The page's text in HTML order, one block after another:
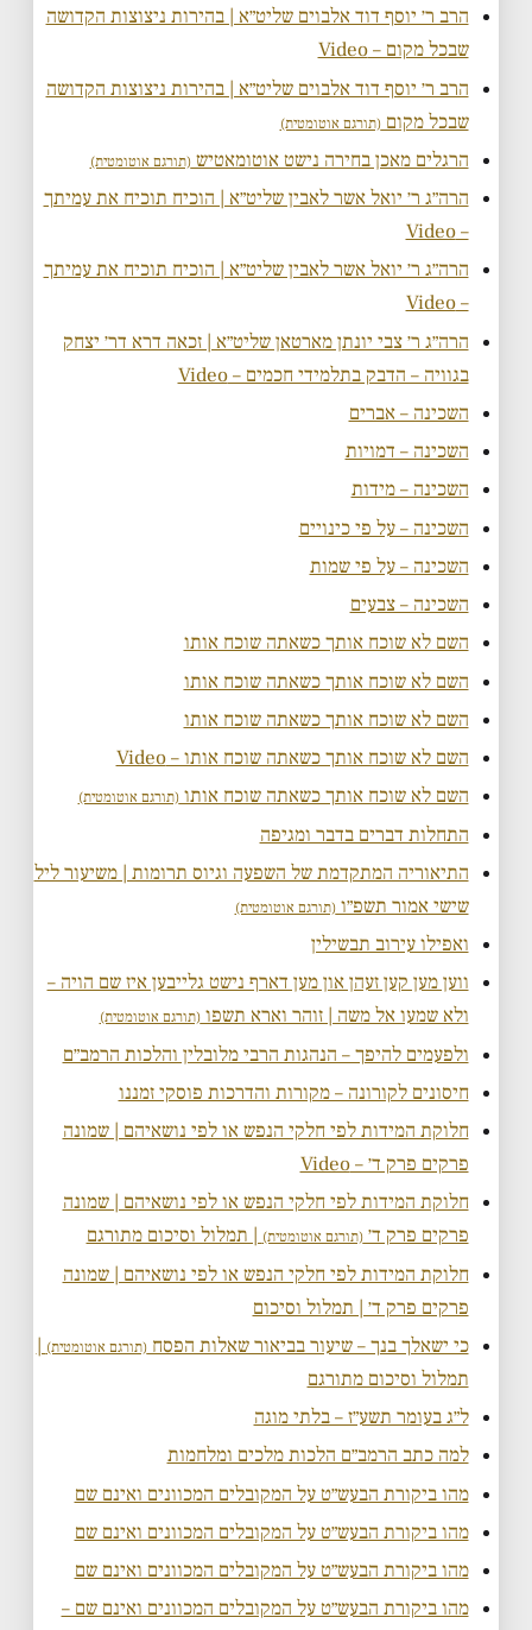
הרב ר׳ יוסף דוד אלבוים שליט״א | בהירות ניצוצות הקדושה
שבכל מקום – Video
הרב ר׳ יוסף דוד אלבוים שליט״א | בהירות ניצוצות הקדושה
שבכל מקום(תורגם אוטומטית)
הרגלים מאכן בחירה נישט אוטומאטיש(תורגם אוטומטית)
הרה״ג ר׳ יואל אשר לאבין שליט״א | הוכיח תוכיח את עמיתך
– Video
הרה״ג ר׳ יואל אשר לאבין שליט״א | הוכיח תוכיח את עמיתך
– Video
הרה״ג ר׳ צבי יונתן מארטאן שליט״א | זכאה דרא דר׳ יצחק
בגוויה – הדבק בתלמידי חכמים – Video
השכינה – אברים
השכינה – דמויות
השכינה – מידות
השכינה – על פי כינויים
השכינה – על פי שמות
השכינה – צבעים
השם לא שוכח אותך כשאתה שוכח אותו
השם לא שוכח אותך כשאתה שוכח אותו
השם לא שוכח אותך כשאתה שוכח אותו
השם לא שוכח אותך כשאתה שוכח אותו – Video
השם לא שוכח אותך כשאתה שוכח אותו(תורגם אוטומטית)
התחלות דברים בדבר ומגיפה
התיאוריה המתקדמת של השפעה וגיוס תרומות | משיעור ליל
שישי אמור תשפ״ו(תורגם אוטומטית)
ואפילו עירוב תבשילין
ווען מען קען זעהן און מען דארף נישט גלייבען איז שם הויה –
ולא שמעו אל משה | זוהר וארא תשפו(תורגם אוטומטית)
ולפעמים להיפך – הנהגות הרבי מלובלין והלכות הרמב״ם
חיסונים לקורונה – מקורות והדרכות פוסקי זמננו
חלוקת המידות לפי חלקי הנפש או לפי נושאיהם | שמונה
פרקים פרק ד׳ – Video
חלוקת המידות לפי חלקי הנפש או לפי נושאיהם | שמונה
פרקים פרק ד׳(תורגם אוטומטית)| תמלול וסיכום מתורגם
חלוקת המידות לפי חלקי הנפש או לפי נושאיהם | שמונה
פרקים פרק ד׳ | תמלול וסיכום
כי ישאלך בנך – שיעור בביאור שאלות הפסח(תורגם אוטומטית) |
תמלול וסיכום מתורגם
ל״ג בעומר תשע״ז – בלתי מוגה
למה כתב הרמב״ם הלכות מלכים ומלחמות
מהו ביקורת הבעש״ט על המקובלים המכוונים ואינם שם
מהו ביקורת הבעש״ט על המקובלים המכוונים ואינם שם
מהו ביקורת הבעש״ט על המקובלים המכוונים ואינם שם
מהו ביקורת הבעש״ט על המקובלים המכוונים ואינם שם –